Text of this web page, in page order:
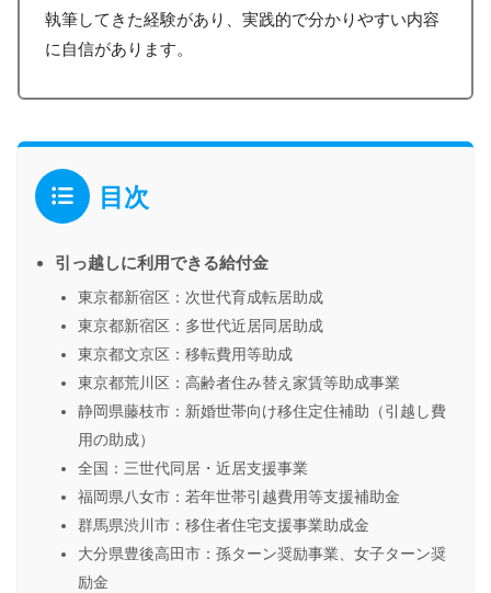
執筆してきた経験があり、実践的で分かりやすい内容
に自信があります。
目次
引っ越しに利用できる給付金
東京都新宿区：次世代育成転居助成
東京都新宿区：多世代近居同居助成
東京都文京区：移転費用等助成
東京都荒川区：高齢者住み替え家賃等助成事業
静岡県藤枝市：新婚世帯向け移住定住補助（引越し費
用の助成）
全国：三世代同居・近居支援事業
福岡県八女市：若年世帯引越費用等支援補助金
群馬県渋川市：移住者住宅支援事業助成金
大分県豊後高田市：孫ターン奨励事業、女子ターン奨
励金